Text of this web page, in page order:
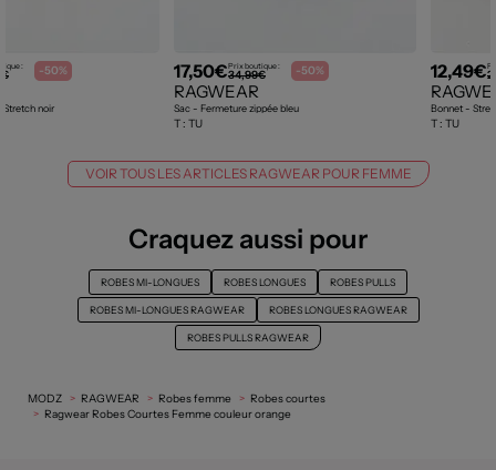
: -50%
Stretch noir
17,50€Prix boutique :
34,99€ -50%
RAGWEAR
Sac - Fermeture zippée bleu
T : TU
12,49€
Bonnet -
T : TU
VOIR TOUS LES ARTICLES RAGWEAR POUR FEMME
Craquez aussi pour
ROBES MI-LONGUES ROBES LONGUES ROBES PULLS
ROBES MI-LONGUES RAGWEAR ROBES LONGUES RAGWEAR
ROBES PULLS RAGWEAR
MODZ RAGWEAR Robes femme
Robes courtes
Ragwear Robes Courtes Femme couleur orange